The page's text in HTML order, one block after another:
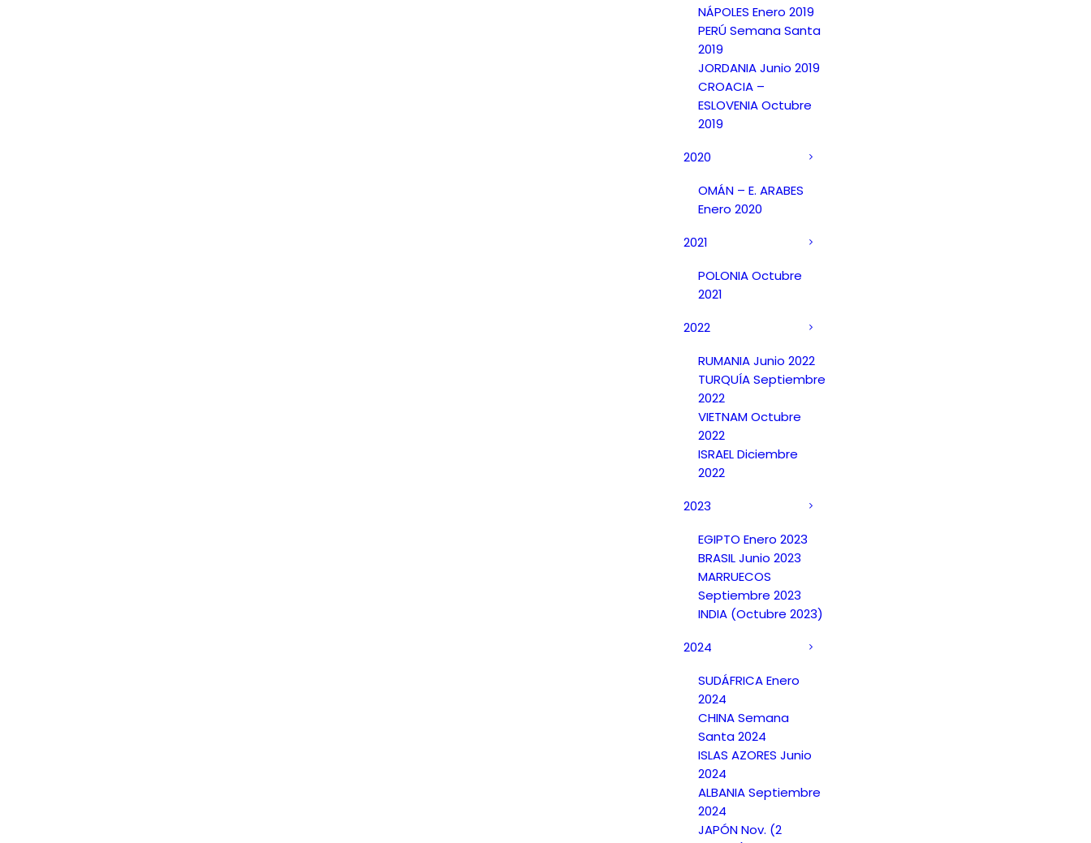
NÁPOLES Enero 2019
PERÚ Semana Santa
2019
JORDANIA Junio 2019
CROACIA –
ESLOVENIA Octubre
2019
2020
OMÁN – E. ARABES
Enero 2020
2021
POLONIA Octubre
2021
2022
RUMANIA Junio 2022
TURQUÍA Septiembre
2022
VIETNAM Octubre
2022
ISRAEL Diciembre
2022
2023
EGIPTO Enero 2023
BRASIL Junio 2023
MARRUECOS
Septiembre 2023
INDIA (Octubre 2023)
2024
SUDÁFRICA Enero
2024
CHINA Semana
Santa 2024
ISLAS AZORES Junio
2024
ALBANIA Septiembre
2024
JAPÓN Nov. (2